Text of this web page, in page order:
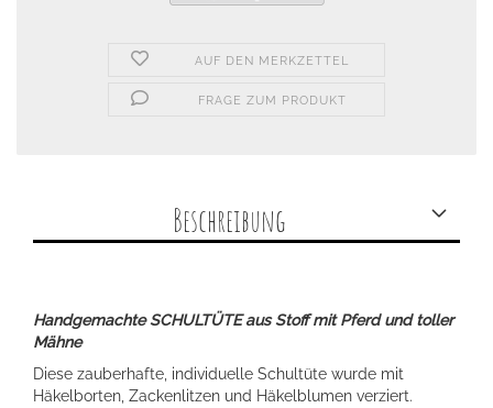
AUF DEN MERKZETTEL
FRAGE ZUM PRODUKT
Beschreibung
Handgemachte SCHULTÜTE aus Stoff mit Pferd und toller
Mähne
Diese zauberhafte, individuelle Schultüte wurde mit
Häkelborten, Zackenlitzen und Häkelblumen verziert.